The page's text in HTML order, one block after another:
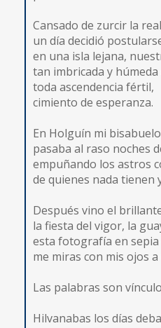
Cansado de zurcir la
un día decidió
en una isla lejana,
tan imbricada y
toda ascendencia fértil,
cimiento de esperanza.
En Holguín mi
pasaba al raso noches
empuñando los astros
de quienes nada tienen
Después vino el
la fiesta del vigor, la
esta fotografía en sepia
me miras con mis ojos
Las palabras son
Hilvanabas los días